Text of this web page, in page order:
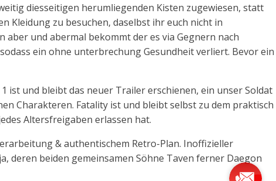
diesseitigen herumliegenden Kisten zugewiesen, statt
Kleidung zu besuchen, daselbst ihr euch nicht in
und abermal bekommt der es via Gegnern nach
ein ohne unterbrechung Gesundheit verliert. Bevor ein
ist und bleibt das neuer Trailer erschienen, ein unser Soldat
Charakteren. Fatality ist und bleibt selbst zu dem praktisch
Altersfreigaben erlassen hat.
& authentischem Retro-Plan. Inoffizieller
deren beiden gemeinsamen Söhne Taven ferner Daegon